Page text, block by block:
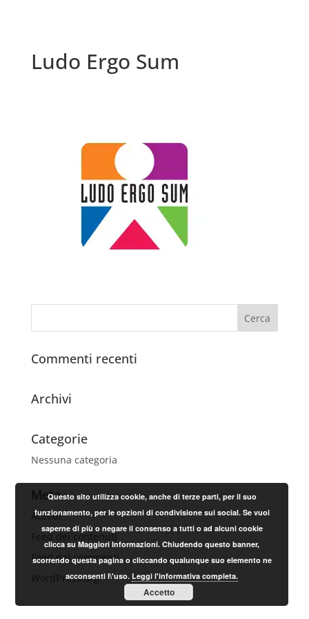
Ludo Ergo Sum
Commenti recenti
Archivi
Categorie
Nessuna categoria
Meta
Accedi
Feed dei contenuti
Feed dei commenti
WordPress.org
Questo sito utilizza cookie, anche di terze parti, per il suo
funzionamento, per le opzioni di condivisione sui social. Se vuoi
saperne di più o negare il consenso a tutti o ad alcuni cookie
clicca su Maggiori Informazioni. Chiudendo questo banner,
scorrendo questa pagina o cliccando qualunque suo elemento ne
acconsenti l\'uso.Leggi l'informativa completa.
Accetto